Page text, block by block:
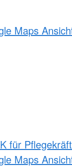
Maps
für
Maps